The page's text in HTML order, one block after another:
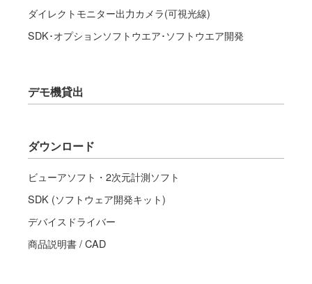
ダイレクトモニター出力カメラ(可視光線)
SDK･オプションソフトウエア･ソフトウエア開発
デモ機貸出
ダウンロード
ビューアソフト・2次元計測ソフト
SDK (ソフトウェア開発キット)
デバイスドライバー
商品説明書 / CAD